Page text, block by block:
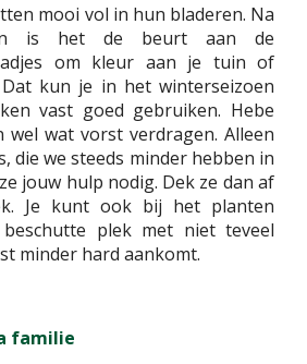
mooi vol in hun bladeren. Na
is het de beurt aan de
om kleur aan je tuin of
kun je in het winterseizoen
vast goed gebruiken. Hebe
wel wat vorst verdragen. Alleen
die we steeds minder hebben in
jouw hulp nodig. Dek ze dan af
Je kunt ook bij het planten
plek met niet teveel
minder hard aankomt.
familie